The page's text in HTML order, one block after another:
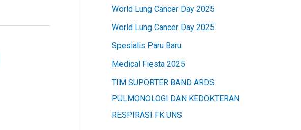
u
n
World Lung Cancer Day 2025
World Lung Cancer Day 2025
Spesialis Paru Baru
Medical Fiesta 2025
TIM SUPORTER BAND ARDS
PULMONOLOGI DAN KEDOKTERAN
RESPIRASI FK UNS